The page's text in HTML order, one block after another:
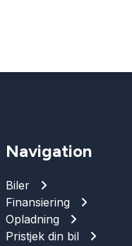
Navigation
Biler
Finansiering
Opladning
Pristjek din bil